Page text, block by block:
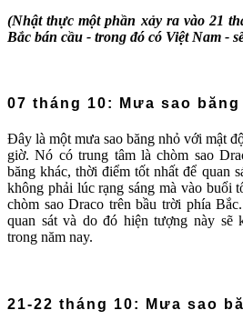
(Nhật thực một phần xảy ra vào 21
Bắc bán cầu - trong đó có Việt Nam -
07 tháng 10: Mưa sao
Đây là một mưa sao băng nhỏ với mật
giờ. Nó có trung tâm là chòm sao
băng khác, thời điểm tốt nhất để quan
không phải lúc rạng sáng mà vào buổi
chòm sao Draco trên bầu trời phía
quan sát và do đó hiện tượng này sẽ
trong năm nay.
21-22 tháng 10: Mưa sao